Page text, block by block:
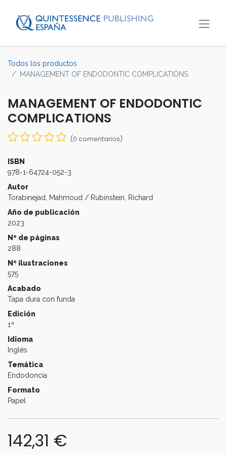
Todos los productos
MANAGEMENT OF ENDODONTIC COMPLICATIONS
MANAGEMENT OF ENDODONTIC
COMPLICATIONS
(0 comentarios)
ISBN
978-1-64724-052-3
Autor
Torabinejad, Mahmoud / Rubinstein, Richard
Año de publicación
2023
Nº de páginas
288
Nº ilustraciones
575
Acabado
Tapa dura con funda
Edición
1ª
Idioma
Inglés
Temática
Endodoncia
Formato
Papel
142,31 €